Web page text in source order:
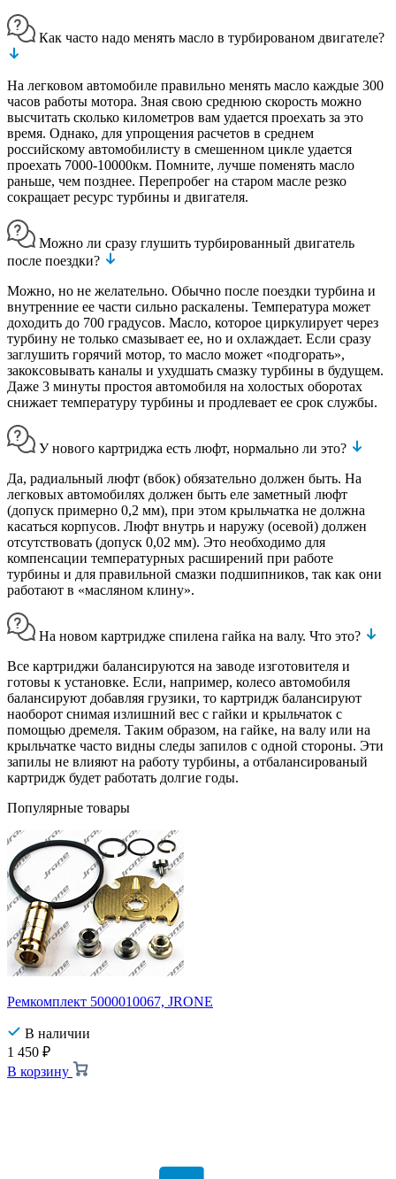
Как часто надо менять масло в турбированом двигателе?
На легковом автомобиле правильно менять масло каждые 300
часов работы мотора. Зная свою среднюю скорость можно
высчитать сколько километров вам удается проехать за это
время. Однако, для упрощения расчетов в среднем
российскому автомобилисту в смешенном цикле удается
проехать 7000-10000км. Помните, лучше поменять масло
раньше, чем позднее. Перепробег на старом масле резко
сокращает ресурс турбины и двигателя.
Можно ли сразу глушить турбированный двигатель
после поездки?
Можно, но не желательно. Обычно после поездки турбина и
внутренние ее части сильно раскалены. Температура может
доходить до 700 градусов. Масло, которое циркулирует через
турбину не только смазывает ее, но и охлаждает. Если сразу
заглушить горячий мотор, то масло может «подгорать»,
закоксовывать каналы и ухудшать смазку турбины в будущем.
Даже 3 минуты простоя автомобиля на холостых оборотах
снижает температуру турбины и продлевает ее срок службы.
У нового картриджа есть люфт, нормально ли это?
Да, радиальный люфт (вбок) обязательно должен быть. На
легковых автомобилях должен быть еле заметный люфт
(допуск примерно 0,2 мм), при этом крыльчатка не должна
касаться корпусов. Люфт внутрь и наружу (осевой) должен
отсутствовать (допуск 0,02 мм). Это необходимо для
компенсации температурных расширений при работе
турбины и для правильной смазки подшипников, так как они
работают в «масляном клину».
На новом картридже спилена гайка на валу. Что это?
Все картриджи балансируются на заводе изготовителя и
готовы к установке. Если, например, колесо автомобиля
балансируют добавляя грузики, то картридж балансируют
наоборот снимая излишний вес с гайки и крыльчаток с
помощью дремеля. Таким образом, на гайке, на валу или на
крыльчатке часто видны следы запилов с одной стороны. Эти
запилы не влияют на работу турбины, а отбалансированый
картридж будет работать долгие годы.
Популярные товары
Ремкомплект 5000010067, JRONE
В наличии
1 450 ₽
В корзину